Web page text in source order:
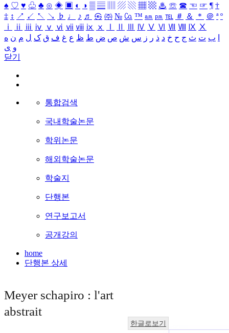
♠ ♡ ♥ ♧ ♣ ⊙ ◈ ▣ ◐ ◑ ▒ ▤ ▨ ▧ ▦ ▩ ♨ ☏ ☎ ☜ ☞ ¶ †
‡ ↕ ↗ ↙ ↖ ↘ ♭ ♩ ♪ ♬ ㉿ ㈜ № ㏇ ™ ㏂ ㏘ ℡ ＃ ＆ ＊ ＠ ª º
ⅰ
ⅱ ⅲ ⅳ ⅴ ⅵ ⅶ ⅷ ⅸ ⅹ Ⅳ Ⅴ Ⅵ Ⅶ Ⅷ Ⅸ Ⅹ
ب ت ث ج ح خ د ذ ر ز س ش ص ض ط ظ ع غ ف ق ک ل م ن ه
و ی
닫기
통합검색
국내학술논문
학위논문
해외학술논문
학술지
단행본
연구보고서
공개강의
home
단행본 상세
Meyer schapiro : l'art
abstrait
한글로보기